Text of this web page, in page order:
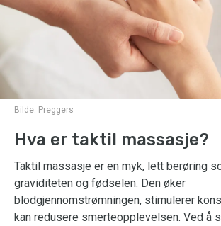
Bilde: Preggers
Hva er taktil massasje?
Taktil massasje er en myk, lett berøring
graviditeten og fødselen. Den øker
blodgjennomstrømningen, stimulerer
kan redusere smerteopplevelsen. Ved å